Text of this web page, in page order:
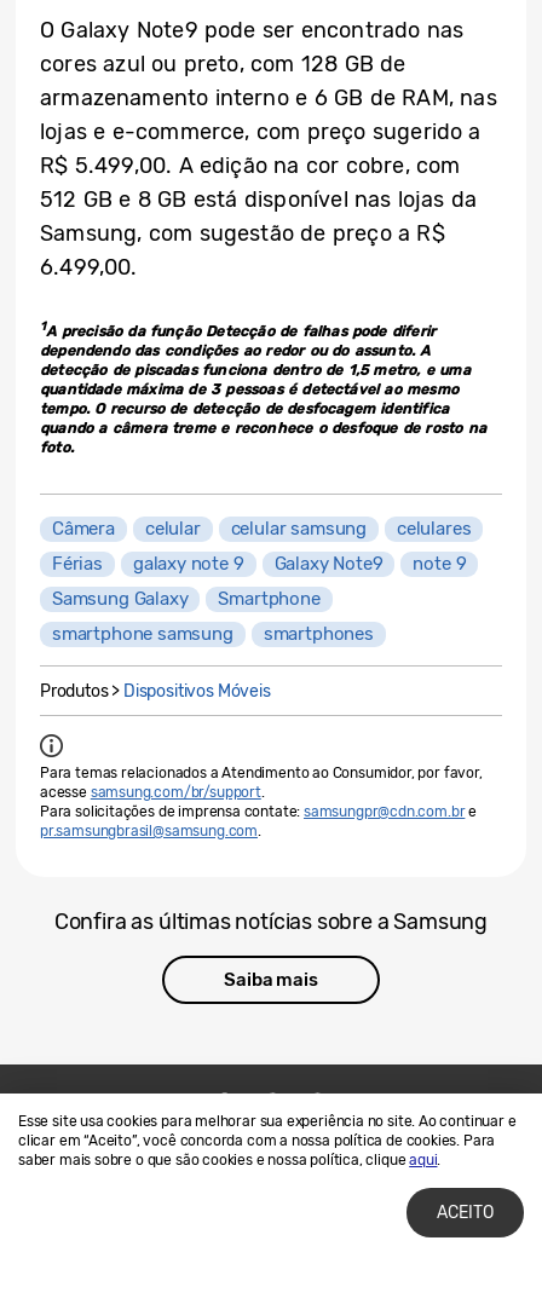
Esse site usa cookies para melhorar sua experiência no site. Ao continuar e
clicar em “Aceito”, você concorda com a nossa política de cookies. Para
saber mais sobre o que são cookies e nossa política, cliqueaqui.
ACEITO
O Galaxy Note9 pode ser encontrado nas
cores azul ou preto, com 128 GB de
armazenamento interno e 6 GB de RAM, nas
lojas e e-commerce, com preço sugerido a
R$ 5.499,00. A edição na cor cobre, com
512 GB e 8 GB está disponível nas lojas da
Samsung, com sugestão de preço a R$
6.499,00.
1A precisão da função Detecção de falhas pode diferir
dependendo das condições ao redor ou do assunto. A
detecção de piscadas funciona dentro de 1,5 metro, e uma
quantidade máxima de 3 pessoas é detectável ao mesmo
tempo. O recurso de detecção de desfocagem identifica
quando a câmera treme e reconhece o desfoque de rosto na
foto.
Câmera celular celular samsung
celulares
Férias
galaxy note 9 Galaxy Note9
note 9
Samsung Galaxy
Smartphone
smartphone samsung
smartphones
Produtos > Dispositivos Móveis
Para temas relacionados a Atendimento ao Consumidor, por favor,
acesse samsung.com/br/support.
Para solicitações de imprensa contate: samsungpr@cdn.com.bre
pr.samsungbrasil@samsung.com.
Confira as últimas notícias sobre a Samsung
Saiba mais
Contato
SAMSUNG.COM
Termos de Uso
Privacidade e Cookies